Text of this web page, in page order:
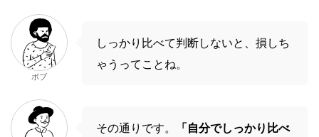
ボブ
しっかり比べて判断しないと、損しち
ゃうってことね。
その通りです。
「自分でしっかり比べ